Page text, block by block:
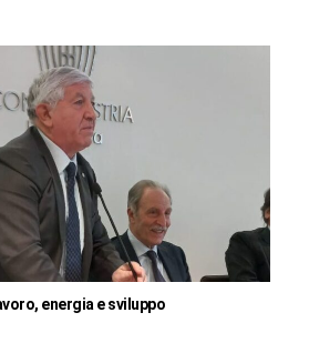
energia e sviluppo